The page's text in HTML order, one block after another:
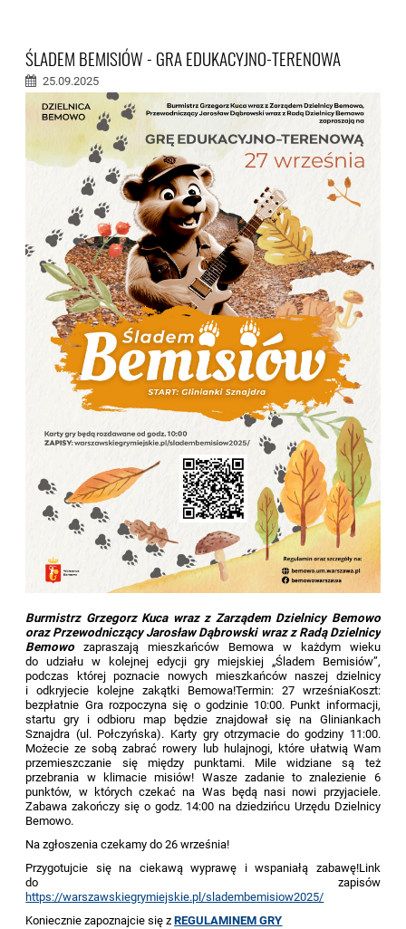
ŚLADEM BEMISIÓW - GRA EDUKACYJNO-TERENOWA
25.09.2025
Burmistrz Grzegorz Kuca wraz z Zarządem Dzielnicy Bemowo
oraz Przewodniczący Jarosław Dąbrowski wraz z Radą Dzielnicy
Bemowo zapraszają mieszkańców Bemowa w każdym wieku
do udziału w kolejnej edycji gry miejskiej „Śladem Bemisiów”,
podczas której poznacie nowych mieszkańców naszej dzielnicy
i odkryjecie kolejne zakątki Bemowa!Termin: 27 wrześniaKoszt:
bezpłatnie Gra rozpoczyna się o godzinie 10:00. Punkt informacji,
startu gry i odbioru map będzie znajdował się na Gliniankach
Sznajdra (ul. Połczyńska). Karty gry otrzymacie do godziny 11:00.
Możecie ze sobą zabrać rowery lub hulajnogi, które ułatwią Wam
przemieszczanie się między punktami. Mile widziane są też
przebrania w klimacie misiów! Wasze zadanie to znalezienie 6
punktów, w których czekać na Was będą nasi nowi przyjaciele.
Zabawa zakończy się o godz. 14:00 na dziedzińcu Urzędu Dzielnicy
Bemowo.
Na zgłoszenia czekamy do 26 września!
Przygotujcie się na ciekawą wyprawę i wspaniałą zabawę!Link
do zapisów
https://warszawskiegrymiejskie.pl/sladembemisiow2025/
Koniecznie zapoznajcie się zREGULAMINEM GRY